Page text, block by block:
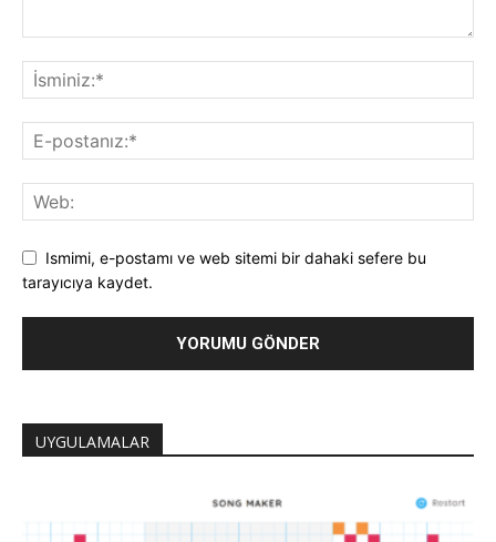
Ismimi, e-postamı ve web sitemi bir dahaki sefere bu
tarayıcıya kaydet.
UYGULAMALAR